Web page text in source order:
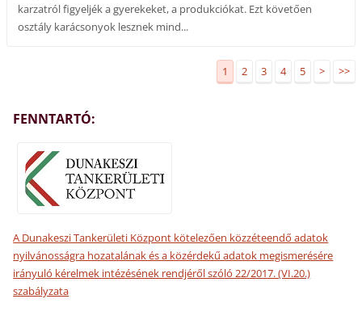
karzatról figyeljék a gyerekeket, a produkciókat. Ezt követően
osztály karácsonyok lesznek mind...
1 2 3 4 5 > >>
FENNTARTÓ:
A Dunakeszi Tankerületi Központ kötelezően közzéteendő adatok
nyilvánosságra hozatalának és a közérdekű adatok megismerésére
irányuló kérelmek intézésének rendjéről szóló 22/2017. (VI.20.)
szabályzata